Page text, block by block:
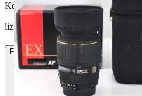
Köparskydd är valfritt hos företag.
lizmicke22 vann auktionen
Frakt Från 64 kr